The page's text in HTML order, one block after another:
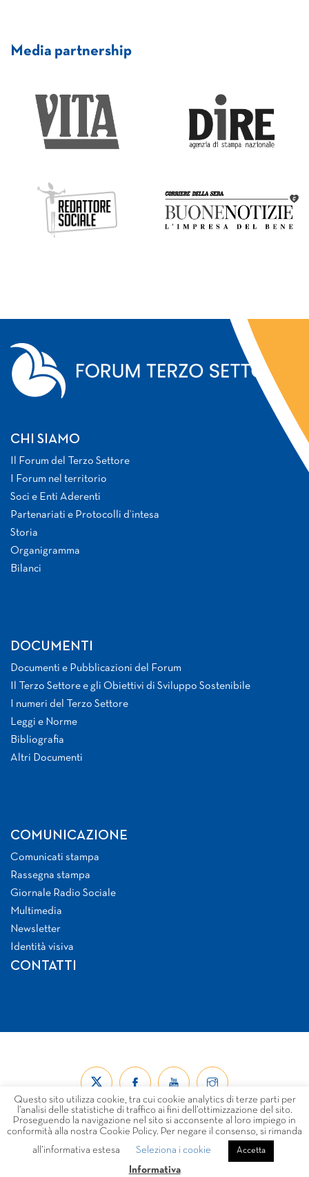
Media partnership
CHI SIAMO
Il Forum del Terzo Settore
I Forum nel territorio
Soci e Enti Aderenti
Partenariati e Protocolli d’intesa
Storia
Organigramma
Bilanci
DOCUMENTI
Documenti e Pubblicazioni del Forum
Il Terzo Settore e gli Obiettivi di Sviluppo Sostenibile
I numeri del Terzo Settore
Leggi e Norme
Bibliografia
Altri Documenti
COMUNICAZIONE
Comunicati stampa
Rassegna stampa
Giornale Radio Sociale
Multimedia
Newsletter
Identità visiva
CONTATTI
© Forum Nazionale del Terzo Settore ETS 2026
COOKIE POLICY DISCLAIMER
Questo sito utilizza cookie, tra cui cookie analytics di terze parti per
l’analisi delle statistiche di traffico ai fini dell’ottimizzazione del sito.
Proseguendo la navigazione nel sito si acconsente al loro impiego in
conformità alla nostra Cookie Policy. Per negare il consenso, si rimanda
all’informativa estesa
Seleziona i cookie Accetta
Informativa